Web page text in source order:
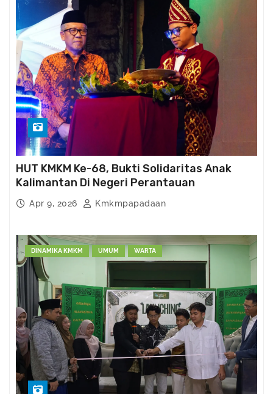
HUT KMKM Ke-68, Bukti Solidaritas Anak
Kalimantan Di Negeri Perantauan
Apr 9, 2026 Kmkmpapadaan
DINAMIKA KMKM UMUM WARTA